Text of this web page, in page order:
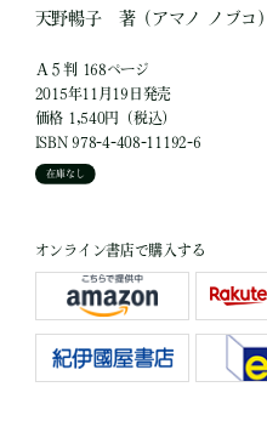
天野暢子 著（アマノ ノブコ）
Ａ５判 168ページ
2015年11月19日発売
価格 1,540円（税込）
ISBN 978-4-408-11192-6
在庫なし
オンライン書店で購入する